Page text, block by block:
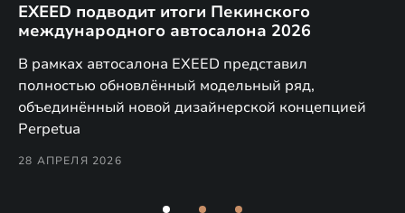
EXEED подводит итоги Пекинского
международного автосалона 2026
В рамках автосалона EXEED представил
полностью обновлённый модельный ряд,
объединённый новой дизайнерской концепцией
Perpetua
28 АПРЕЛЯ 2026